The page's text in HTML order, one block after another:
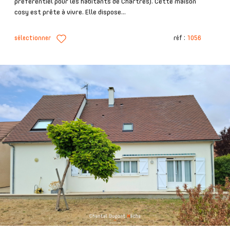
cosy est prête à vivre. Elle dispose...
sélectionner réf : 1056